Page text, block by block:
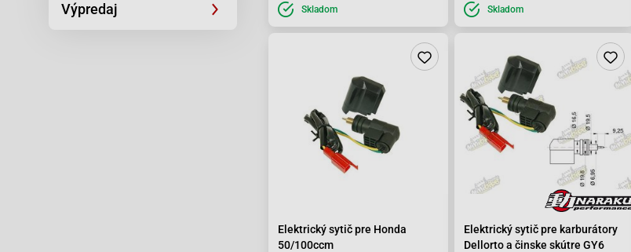
Výpredaj Skladom Skladom
Elektrický sytič pre Honda
50/100ccm
Elektrický sytič pre karburátory
Dellorto a činske skútre GY6